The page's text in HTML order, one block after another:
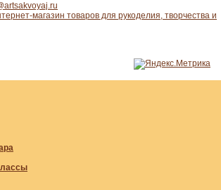
магазин товаров для рукоделия, творчества и